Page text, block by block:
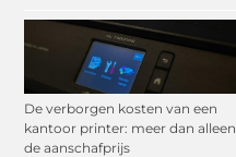
De verborgen kosten van een
kantoor printer: meer dan alleen
de aanschafprijs